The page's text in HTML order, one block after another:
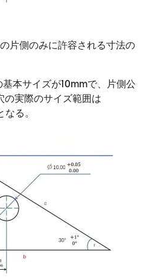
片側のみに許容される寸法の
基本サイズが10mmで、片側公
実際のサイズ範囲は
る。